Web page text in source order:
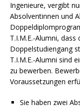
Ingenieure, vergibt
Absolventinnen und
T.I.M.E.-Alumni,
Doppelstudiengang
T.I.M.E.-Alumni sind
zu bewerben.
Voraussetzungen
Sie haben zwei